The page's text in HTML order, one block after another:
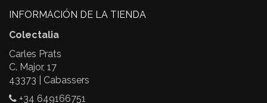
INFORMACIÓN DE LA TIENDA
Colectalia
Carles Prats
C. Major, 17
43373 | Cabassers
+34 649166751